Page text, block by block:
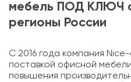
мебель ПОД КЛЮЧ
регионы России
С 2016 года компания
поставкой офисной
повышения